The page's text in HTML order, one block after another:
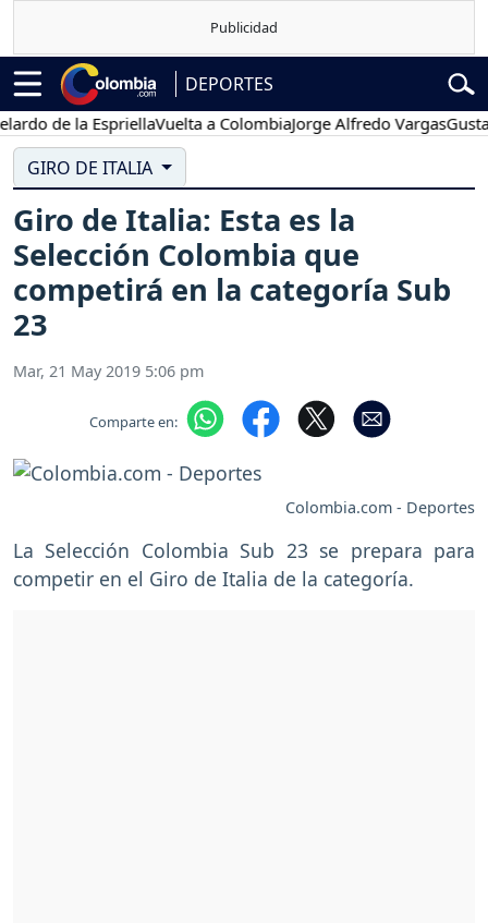
DEPORTES
la EspriellaVuelta a ColombiaJorge Alfredo VargasGustavo
GIRO DE ITALIA
Giro de Italia: Esta es la
Selección Colombia que
competirá en la categoría Sub
23
Mar, 21 May 2019 5:06 pm
Comparte en:
Colombia.com - Deportes
La Selección Colombia Sub 23 se prepara para
competir en el Giro de Italia de la categoría.